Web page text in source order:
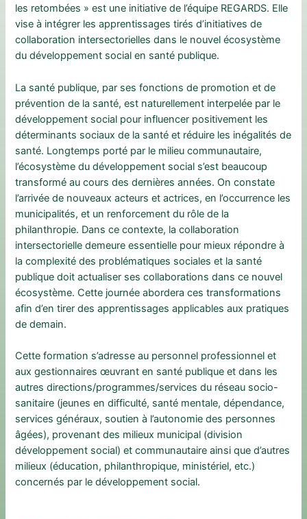
les retombées » est une initiative de l’équipe REGARDS. Elle
vise à intégrer les apprentissages tirés d’initiatives de
collaboration intersectorielles dans le nouvel écosystème
du développement social en santé publique.
La santé publique, par ses fonctions de promotion et de
prévention de la santé, est naturellement interpelée par le
développement social pour influencer positivement les
déterminants sociaux de la santé et réduire les inégalités de
santé. Longtemps porté par le milieu communautaire,
l’écosystème du développement social s’est beaucoup
transformé au cours des dernières années. On constate
l’arrivée de nouveaux acteurs et actrices, en l’occurrence les
municipalités, et un renforcement du rôle de la
philanthropie. Dans ce contexte, la collaboration
intersectorielle demeure essentielle pour mieux répondre à
la complexité des problématiques sociales et la santé
publique doit actualiser ses collaborations dans ce nouvel
écosystème. Cette journée abordera ces transformations
afin d’en tirer des apprentissages applicables aux pratiques
de demain.
Cette formation s’adresse au personnel professionnel et
aux gestionnaires œuvrant en santé publique et dans les
autres directions/programmes/services du réseau socio-
sanitaire (jeunes en difficulté, santé mentale, dépendance,
services généraux, soutien à l’autonomie des personnes
âgées), provenant des milieux municipal (division
développement social) et communautaire ainsi que d’autres
milieux (éducation, philanthropique, ministériel, etc.)
concernés par le développement social.